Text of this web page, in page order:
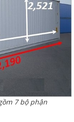
7 bộ phận